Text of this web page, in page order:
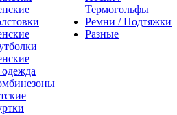
одежда
Термогольфы
Ремни / Подтяжки
Разные